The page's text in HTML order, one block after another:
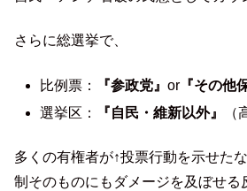
さらに総選挙で、
比例票： 『参政党』or 『その他
選挙区：
『自民・維新以外』 （
多くの有権者が↑投票行動を示せた
制そのものにもダメージを及ぼせる